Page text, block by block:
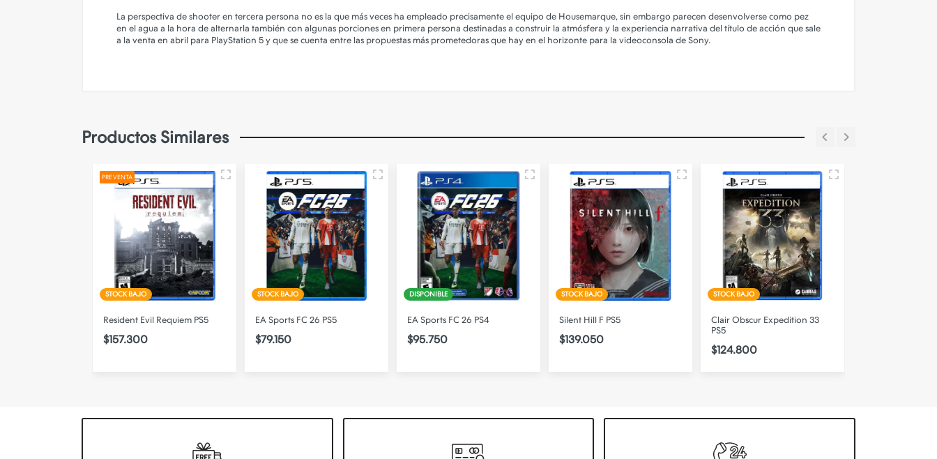
La perspectiva de shooter en tercera persona no es la que más veces ha empleado precisamente el equipo de Housemarque, sin embargo parecen desenvolverse como pez
en el agua a la hora de alternarla también con algunas porciones en primera persona destinadas a construir la atmósfera y la experiencia narrativa del título de acción que sale
a la venta en abril para PlayStation 5 y que se cuenta entre las propuestas más prometedoras que hay en el horizonte para la videoconsola de Sony.
Productos Similares
STOCK BAJO
EA Sports FC 26 PS5
$79.150
DISPONIBLE
EA Sports FC 26 PS4
$95.750
STOCK BAJO
Silent Hill F PS5
$139.050
STOCK BAJO
Clair Obscur Expedition 33
STOCK BAJO
Star Wars Jedi Survivor PS5